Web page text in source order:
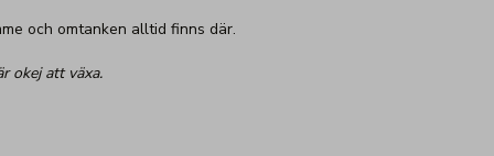
och omtanken alltid finns där.
okej att växa.